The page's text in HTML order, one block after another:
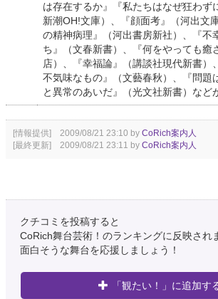
は存在するか』『私たちはなぜ狂わず
新潮OH!文庫）、『顔面考』（河出文
の精神病理』（河出書房新社）、『不
ち』（文春新書）、『何をやっても癒
店）、『幸福論』（講談社現代新書）
不気味なもの』（文藝春秋）、『問題
と異常のあいだ』（光文社新書）など
[情報提供] 2009/08/21 23:10 by CoRich案内人
[最終更新] 2009/08/21 23:11 by CoRich案内人
クチコミを投稿すると
CoRich舞台芸術！のランキングに反映され
面白そうな舞台を応援しましょう！
「観たい！」に追加す